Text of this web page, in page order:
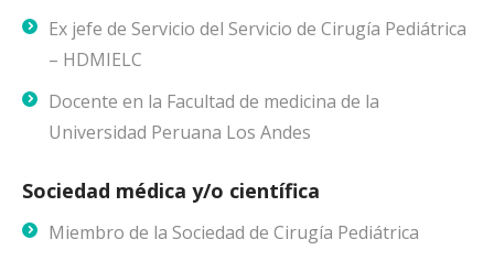
Ex jefe de Servicio del Servicio de Cirugía Pediátrica
– HDMIELC
Docente en la Facultad de medicina de la
Universidad Peruana Los Andes
Sociedad médica y/o científica
Miembro de la Sociedad de Cirugía Pediátrica